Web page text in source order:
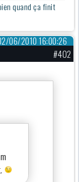
quand ça finit
06/2010 16:00:26
#402